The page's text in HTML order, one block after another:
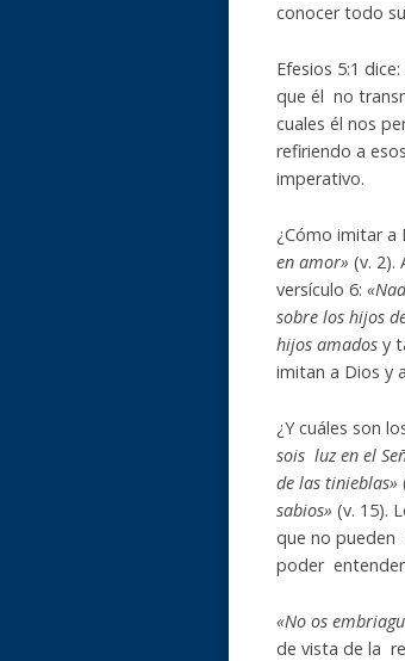
conocer todo
Efesios 5:1 dice:
que él no
cuales él nos
refiriendo a
imperativo.
¿Cómo imitar a
en amor» (v. 2).
versículo 6:
sobre los hijos
hijos amados y
imitan a Dios y
¿Y cuáles son
sois luz en el
de las tinieblas»
sabios» (v. 15).
que no pueden
poder entender
«No os
de vista de la